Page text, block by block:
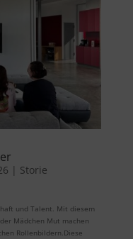
| Storie
und Talent. Mit diesem
Mädchen Mut machen
Rollenbildern.Diese